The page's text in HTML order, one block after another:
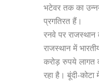
भटेवर तक का
प्रगतिरत हैं।
रनवे पर राजस्थान
राजस्थान में
करोड़ रुपये लागत
रहा है। बूंदी-